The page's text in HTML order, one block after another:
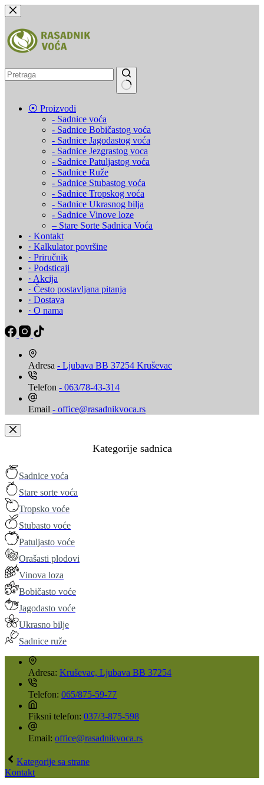
Skip
to
content
results
⦿ Proizvodi
‐ Sadnice voća
‐ Sadnice Bobičastog voća
‐ Sadnice Jagodastog voća
‐ Sadnice Jezgrastog voca
‐ Sadnice Patuljastog voća
‐ Sadnice Ruže
‐ Sadnice Stubastog voća
‐ Sadnice Tropskog voća
‐ Sadnice Ukrasnog bilja
‐ Sadnice Vinove loze
– Stare Sorte Sadnica Voća
· Kontakt
· Kalkulator površine
· Priručnik
· Podsticaji
· Akcija
· Često postavljana pitanja
· Dostava
· O nama
Adresa - Ljubava BB 37254 Kruševac
Telefon - 063/78-43-314
Email - office@rasadnikvoca.rs
Kategorije sadnica
Sadnice voća
Stare sorte voća
Tropsko voće
Stubasto voće
Patuljasto voće
Orašasti plodovi
Vinova loza
Bobičasto voće
Jagodasto voće
Ukrasno bilje
Sadnice ruže
Adresa: Kruševac, Ljubava BB 37254
Telefon: 065/875-59-77
Fiksni telefon: 037/3-875-598
Email: office@rasadnikvoca.rs
Kategorije sa strane
Kontakt